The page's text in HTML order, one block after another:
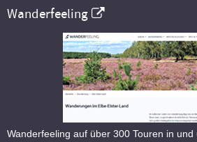
Wanderfeeling
Wanderfeeling auf über 300 Touren in und